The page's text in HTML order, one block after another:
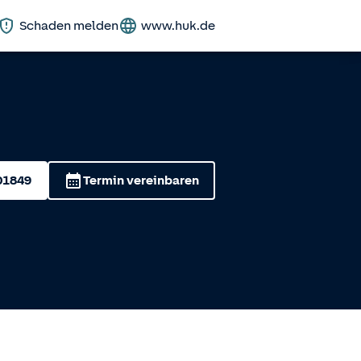
Schaden melden www.huk.de
Termin vereinbaren